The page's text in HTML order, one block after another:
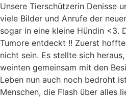
Unsere Tierschützerin Denisse
viele Bilder und Anrufe der
sogar in eine kleine Hündin <3.
Tumore entdeckt !! Zuerst
nicht sein. Es stellte sich
weinten gemeinsam mit den
Leben nun auch noch bedroht
Menschen, die Flash über alles